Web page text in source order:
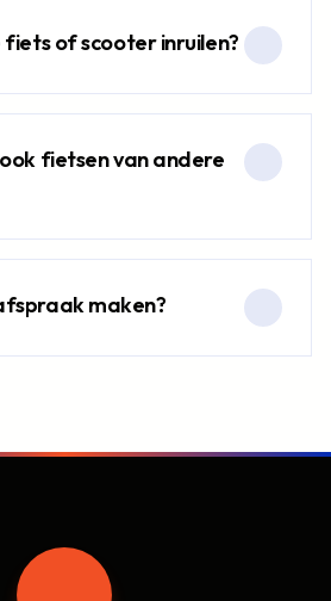
fiets of scooter inruilen?
fietsen van andere
maken?